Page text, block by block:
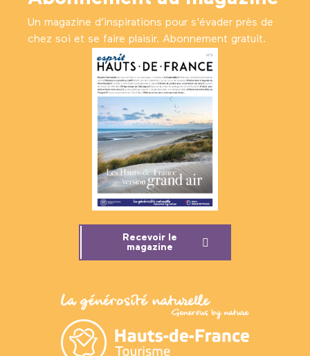
Un magazine d’inspirations pour s'évader près de
chez soi et se faire plaisir. Abonnement gratuit.
Recevoir le
magazine